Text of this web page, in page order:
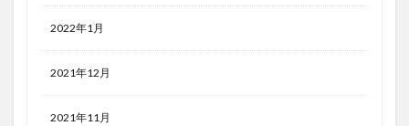
2022年1月
2021年12月
2021年11月